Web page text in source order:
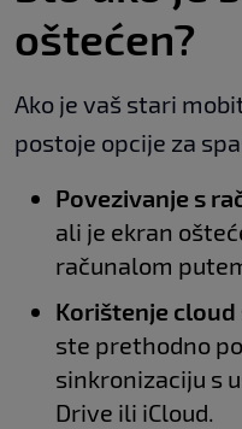
oštećen?
Ako je vaš stari
postoje opcije za
Povezivanje s
ali je ekran
računalom
Korištenje
ste prethodno
sinkronizaciju s
Drive ili iCloud.